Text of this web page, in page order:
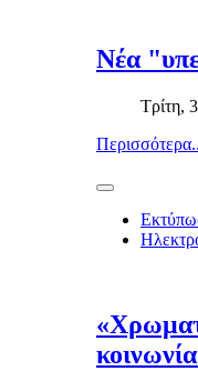
Νέα
Τρίτη,